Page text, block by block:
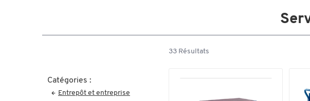
Catégories :
Entrepôt et entreprise
33 Résultats